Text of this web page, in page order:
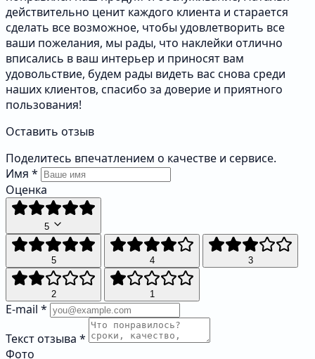
действительно ценит каждого клиента и старается
сделать все возможное, чтобы удовлетворить все
ваши пожелания, мы рады, что наклейки отлично
вписались в ваш интерьер и приносят вам
удовольствие, будем рады видеть вас снова среди
наших клиентов, спасибо за доверие и приятного
пользования!
Оставить отзыв
Поделитесь впечатлением о качестве и сервисе.
Имя *
Оценка
5
5 4 3
2 1
E-mail *
Текст отзыва *
Фото